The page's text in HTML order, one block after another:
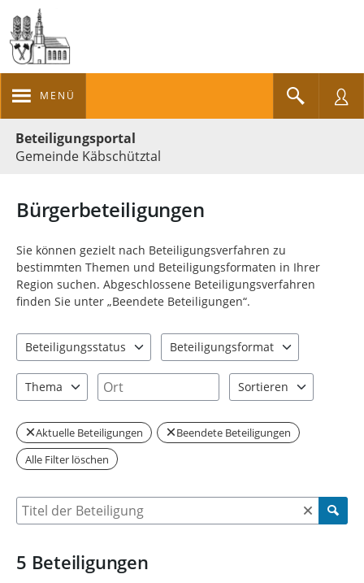
MENÜ
Beteiligungsportal
Gemeinde Käbschütztal
Bürgerbeteiligungen
Sie können gezielt nach Beteiligungsverfahren zu
bestimmten Themen und Beteiligungsformaten in Ihrer
Region suchen. Abgeschlossene Beteiligungsverfahren
finden Sie unter „Beendete Beteiligungen“.
Beteiligungsstatus
Beteiligungsformat
Thema
Ort
Sortieren
Aktuelle Beteiligungen
Beendete Beteiligungen
Alle Filter löschen
Suche nach Beteiligung
5 Beteiligungen